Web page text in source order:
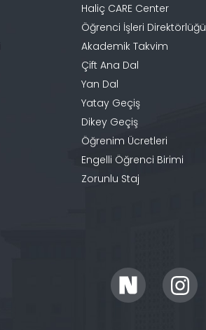
Haliç CARE Center
Öğrenci İşleri Direktörlüğü
Akademik Takvim
Çift Ana Dal
Yan Dal
Yatay Geçiş
Dikey Geçiş
Öğrenim Ücretleri
Engelli Öğrenci Birimi
Zorunlu Staj